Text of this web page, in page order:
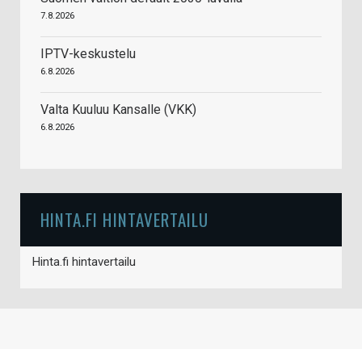
7.8.2026
IPTV-keskustelu
6.8.2026
Valta Kuuluu Kansalle (VKK)
6.8.2026
HINTA.FI HINTAVERTAILU
Hinta.fi hintavertailu